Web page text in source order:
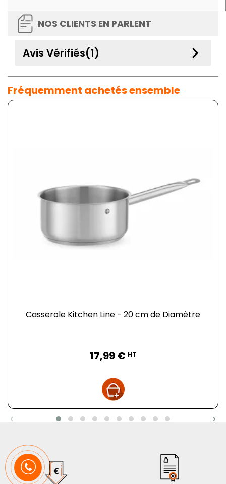
NOS CLIENTS EN PARLENT
Avis Vérifiés(1) keyboard_arrow_down
Fréquemment achetés ensemble
Casserole Kitchen Line - 20 cm de Diamètre
17,99 € HT
‹ ›